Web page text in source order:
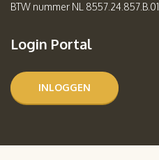
BTW nummer NL 8557.24.857.B.01
Login Portal
INLOGGEN